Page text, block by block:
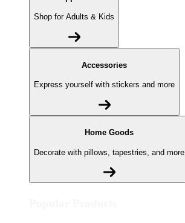
Shop for Adults & Kids
Accessories
Express yourself with stickers and more
Home Goods
Decorate with pillows, tapestries, and more